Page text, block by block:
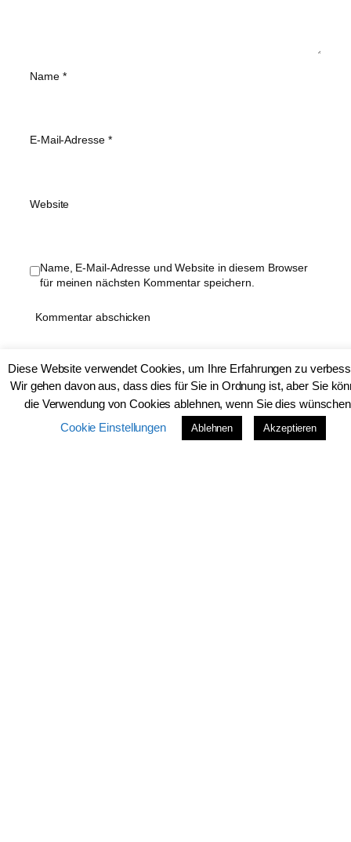
Name *
E-Mail-Adresse *
Website
Name, E-Mail-Adresse und Website in diesem Browser
für meinen nächsten Kommentar speichern.
Herbstliche Kombi mit Hahnentritt
Diese Website verwendet Cookies, um Ihre Erfahrungen zu
Wir gehen davon aus, dass dies für Sie in Ordnung ist, aber Sie
die Verwendung von Cookies ablehnen, wenn Sie dies
Cookie Einstellungen
Ablehnen Akzeptieren